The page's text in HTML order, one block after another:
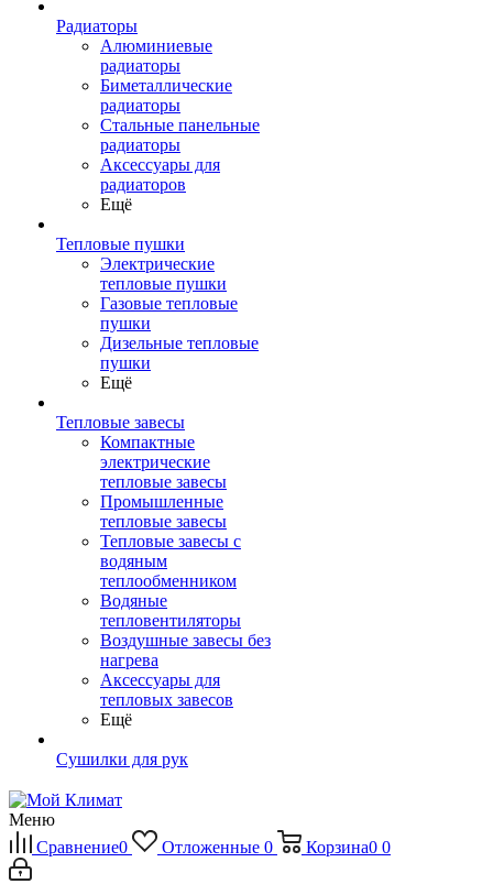
Радиаторы
Алюминиевые
радиаторы
Биметаллические
радиаторы
Стальные панельные
радиаторы
Аксессуары для
радиаторов
Ещё
Тепловые пушки
Электрические
тепловые пушки
Газовые тепловые
пушки
Дизельные тепловые
пушки
Ещё
Тепловые завесы
Компактные
электрические
тепловые завесы
Промышленные
тепловые завесы
Тепловые завесы с
водяным
теплообменником
Водяные
тепловентиляторы
Воздушные завесы без
нагрева
Аксессуары для
тепловых завесов
Ещё
Сушилки для рук
Меню
Сравнение0 Отложенные 0 Корзина0 0